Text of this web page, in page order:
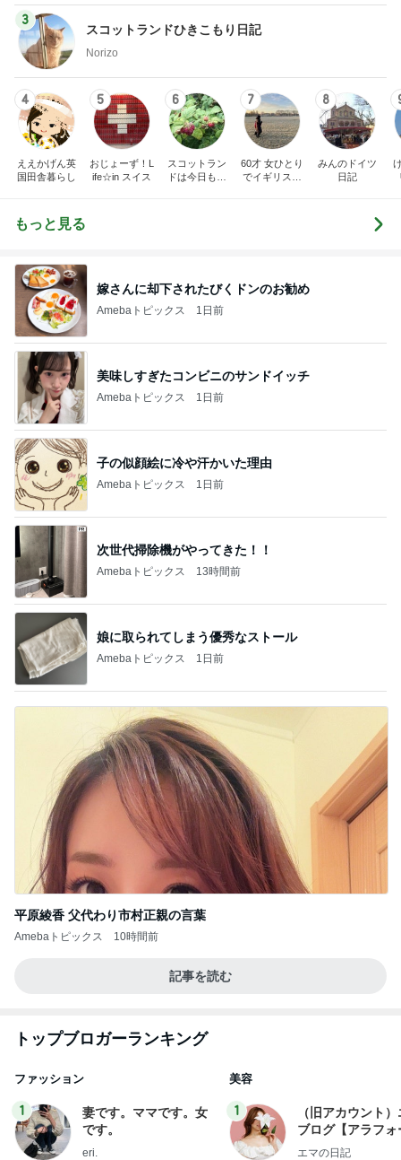
3
スコットランドひきこもり日記
Norizo
4
ええかげん英
国田舎暮らし
5
おじょーず！L
ife☆in スイス
6
スコットラン
ドは今日も曇
7
60才 女ひとり
でイギリスに
8
みんのドイツ
日記
もっと見る
嫁さんに却下されたびくドンのお勧め
Amebaトピックス 1日前
美味しすぎたコンビニのサンドイッチ
Amebaトピックス 1日前
子の似顔絵に冷や汗かいた理由
Amebaトピックス 1日前
次世代掃除機がやってきた！！
Amebaトピックス 13時間前
娘に取られてしまう優秀なストール
Amebaトピックス 1日前
平原綾香 父代わり市村正親の言葉
Amebaトピックス 10時間前
記事を読む
トップブロガーランキング
ファッション
1
妻です。ママです。女
です。
eri.
美容
1
（旧アカウント
ブログ【アラフォ
社売却セカンドラ
エマの日記